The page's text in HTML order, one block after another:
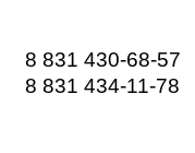
8 831 430-68-57
8 831 434-11-78